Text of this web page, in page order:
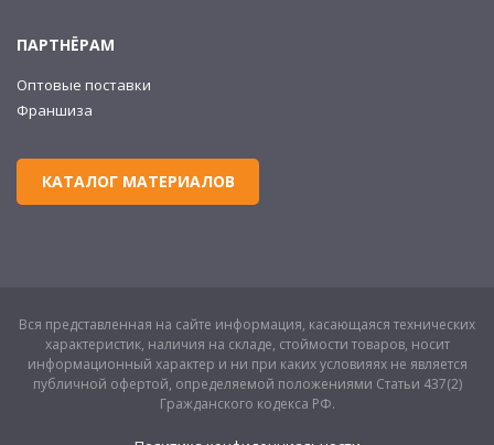
ПАРТНЁРАМ
Оптовые поставки
Франшиза
КАТАЛОГ МАТЕРИАЛОВ
Вся представленная на сайте информация, касающаяся технических
характеристик, наличия на складе, стоймости товаров, носит
информационный характер и ни при каких условияях не является
публичной офертой, определяемой положениями Статьи 437(2)
Гражданского кодекса РФ.